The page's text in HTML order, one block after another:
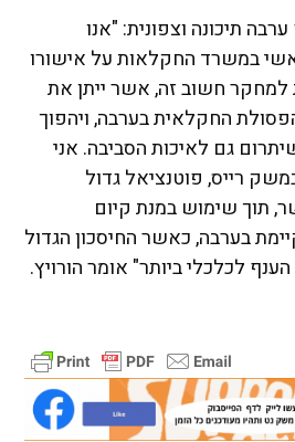
תיכונה וצפונית: "אנו
במשרד החקלאות על אישורו
למחקר חשוב זה, אשר ייתן את
החקלאית בערבה, ויהפוך
גם לאיכות הסביבה. אני
רייס, פוטנציאל גדול
תוך שימוש במנת קיום
בערבה, כאשר החיסכון הגדול
לכלכלי ביותר" אומר הורויץ.